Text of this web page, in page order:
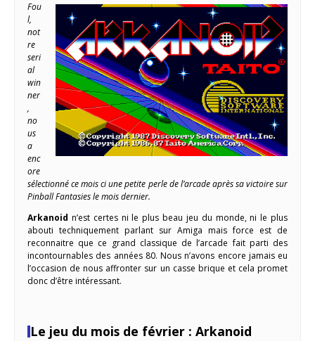
Fou
l,
not
re
seri
al
win
ner
,
no
us
a
enc
ore
sélectionné ce mois ci une petite perle de l’arcade après sa victoire sur
Pinball Fantasies le mois dernier.
Arkanoid n’est certes ni le plus beau jeu du monde, ni le plus
abouti techniquement parlant sur Amiga mais force est de
reconnaitre que ce grand classique de l’arcade fait parti des
incontournables des années 80. Nous n’avons encore jamais eu
l’occasion de nous affronter sur un casse brique et cela promet
donc d’être intéressant.
Le jeu du mois de février : Arkanoid